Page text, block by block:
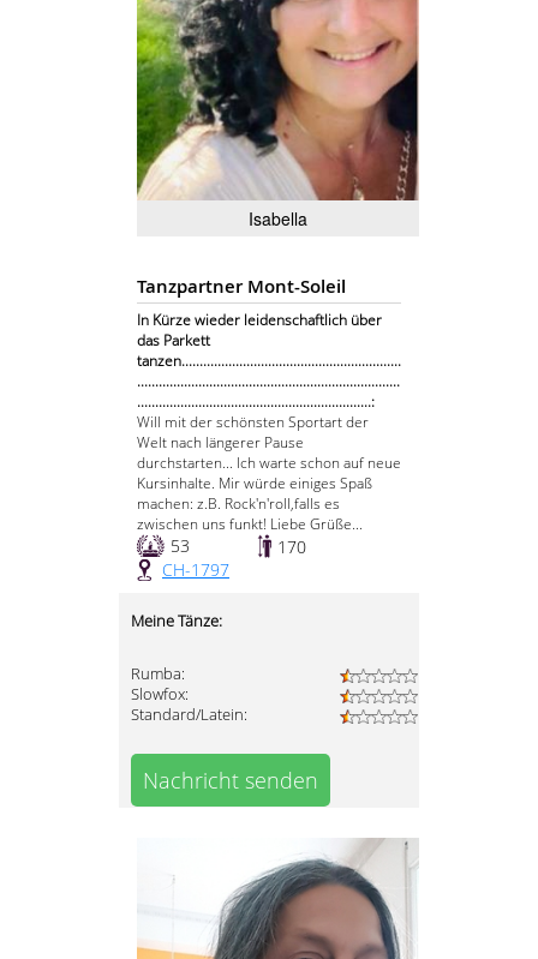
Isabella
Tanzpartner Mont-Soleil
In Kürze wieder leidenschaftlich über
das Parkett
tanzen.............................................................
.........................................................................
.................................................................:
Will mit der schönsten Sportart der
Welt nach längerer Pause
durchstarten... Ich warte schon auf neue
Kursinhalte. Mir würde einiges Spaß
machen: z.B. Rock'n'roll,falls es
zwischen uns funkt! Liebe Grüße...
53
170
CH-1797
Meine Tänze:
Rumba:
Slowfox:
Standard/Latein:
Nachricht senden